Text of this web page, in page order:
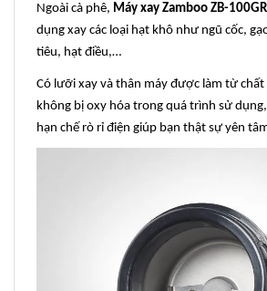
Ngoài cà phê, Máy xay Zamboo ZB-100GR
dụng xay các loại hạt khô như ngũ cốc,
tiêu, hạt điều,…
Có lưỡi xay và thân máy được làm từ chất
không bị oxy hóa trong quá trình sử
hạn chế rò rỉ điện giúp bạn thật sự yên